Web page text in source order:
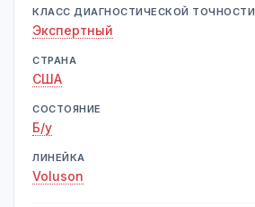
КЛАСС ДИАГНОСТИЧЕСКОЙ ТОЧНОСТИ
Экспертный
СТРАНА
США
СОСТОЯНИЕ
Б/у
ЛИНЕЙКА
Voluson